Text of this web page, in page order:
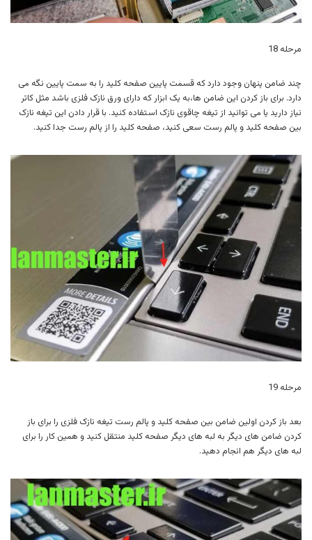
مرحله 18
چند ضامن پنهان وجود دارد که قسمت پایین صفحه کلید را به سمت پایین نگه می
دارد. برای باز کردن این ضامن ها،به یک ابزار که دارای ورق نازک فلزی باشد مثل کاتر
نیاز دارید یا می توانید از تیغه چاقوی نازک استفاده کنید. با قرار دادن این تیغه نازک
بین صفحه کلید و پالم رست سعی کنید، صفحه کلید را از پالم رست جدا کنید.
مرحله 19
بعد باز کردن اولین ضامن بین صفحه کلید و پالم رست تیغه نازک فلزی را برای باز
کردن ضامن های دیگر به لبه های دیگر صفحه کلید منتقل کنید و همین کار را برای
لبه های دیگر هم انجام دهید.